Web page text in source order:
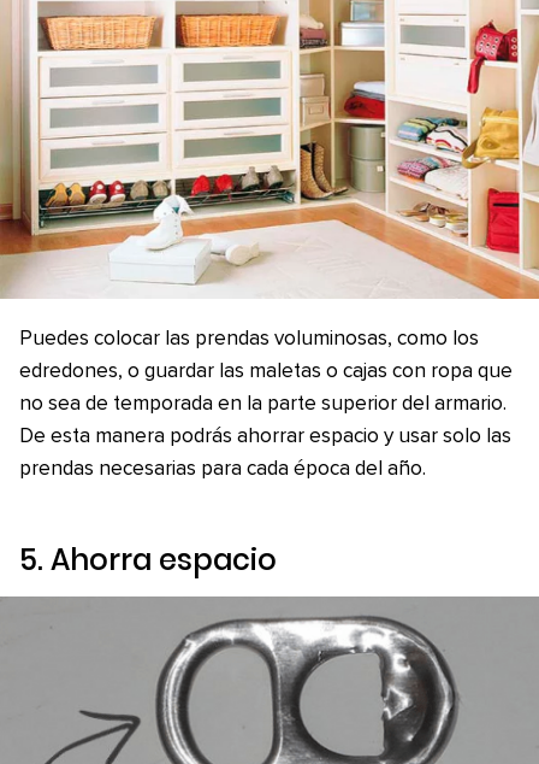
Puedes colocar las prendas voluminosas, como los
edredones, o guardar las maletas o cajas con ropa que
no sea de temporada en la parte superior del armario.
De esta manera podrás ahorrar espacio y usar solo las
prendas necesarias para cada época del año.
5. Ahorra espacio